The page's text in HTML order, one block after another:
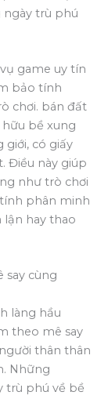
ngày trù phú
game uy tín
bảo tính
chơi. bán đất
hữu bề xung
giới, có giấy
Điều này giúp
như trò chơi
phân minh
hay thao
say cùng
làng hầu
theo mê say
thân thân
Những
trù phú về bề